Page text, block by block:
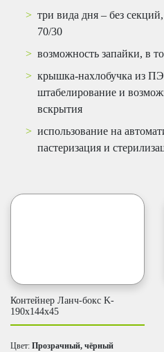
три вида дня – без
70/30
возможность запайки, в
крышка-нахлобучка из
штабелирование и
вскрытия
использование на
пастеризация и
Контейнер Ланч-бокс K-
190x144x45
Цвет: Прозрачный, чёрный